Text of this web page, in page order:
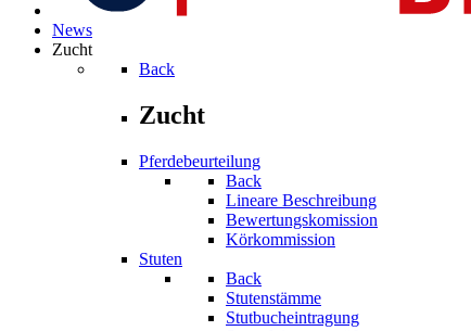
News
Zucht
Back
Zucht
Pferdebeurteilung
Back
Lineare Beschreibung
Bewertungskomission
Körkommission
Stuten
Back
Stutenstämme
Stutbucheintragung